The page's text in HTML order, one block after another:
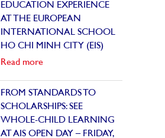
EDUCATION EXPERIENCE
AT THE EUROPEAN
INTERNATIONAL SCHOOL
HO CHI MINH CITY (EIS)
Read more
FROM STANDARDS TO
SCHOLARSHIPS: SEE
WHOLE-CHILD LEARNING
AT AIS OPEN DAY – FRIDAY,